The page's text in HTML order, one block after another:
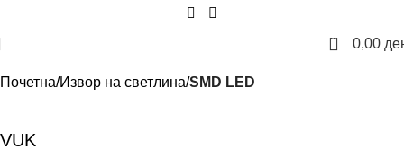
0 0,00
Почетна Извор на светлина SMD LED
VUK